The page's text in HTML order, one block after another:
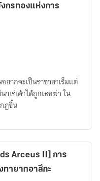
งกรทองแห่งการ
ยากจะเป็นราชาฮาเร็มแต่
เร่เค้าได้ถูกเธอฆ่า ใน
ฏขึ้น
Arceus II] การ
ทายาทอาสึกะ